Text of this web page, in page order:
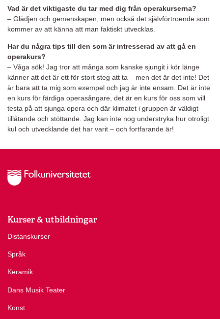
Vad är det viktigaste du tar med dig från operakurserna?
– Glädjen och gemenskapen, men också det självförtroende som
kommer av att känna att man faktiskt utvecklas.
Har du några tips till den som är intresserad av att gå en
operakurs?
– Våga sök! Jag tror att många som kanske sjungit i kör länge
känner att det är ett för stort steg att ta – men det är det inte! Det
är bara att ta mig som exempel och jag är inte ensam. Det är inte
en kurs för färdiga operasångare, det är en kurs för oss som vill
testa på att sjunga opera och där klimatet i gruppen är väldigt
tillåtande och stöttande. Jag kan inte nog understryka hur otroligt
kul och utvecklande det har varit – och fortfarande är!
Kurser & utbildningar
Distanskurser
Språk
Keramik
Dans Musik Teater
Konst